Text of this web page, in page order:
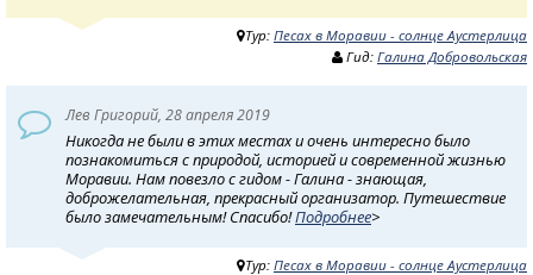
Тур: Песах в Моравии - солнце Аустерлица
Гид: Галина Добровольская
Лев Григорий, 28 апреля 2019
Никогда не были в этих местах и очень интересно было
познакомиться с природой, историей и современной жизнью
Моравии. Нам повезло с гидом - Галина - знающая,
доброжелательная, прекрасный организатор. Путешествие
было замечательным! Спасибо!Подробнее>
Тур: Песах в Моравии - солнце Аустерлица